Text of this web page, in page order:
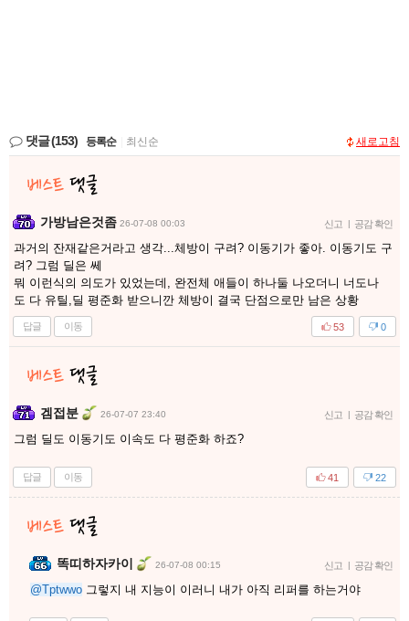
댓글(153) 등록순 최신순 새로고침
가방남은것좀 26-07-08 00:03 신고 | 공감 확인
과거의 잔재같은거라고 생각...체방이 구려? 이동기가 좋아. 이동기도 구
려? 그럼 딜은 쎄
뭐 이런식의 의도가 있었는데, 완전체 애들이 하나둘 나오더니 너도나
도 다 유틸,딜 평준화 받으니깐 체방이 결국 단점으로만 남은 상황
답글 이동 0
53
겜접분 26-07-07 23:40 신고 | 공감 확인
그럼 딜도 이동기도 이속도 다 평준화 하죠?
답글 이동 22
41
똑띠하자카이 26-07-08 00:15 신고 | 공감 확인
@Tptwwo 그렇지 내 지능이 이러니 내가 아직 리퍼를 하는거야